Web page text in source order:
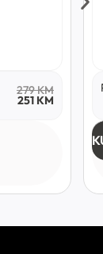
279KM
251 KM